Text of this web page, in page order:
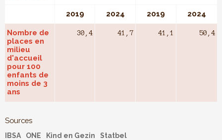
2019 2024 2019 2024
Nombre de
places en
milieu
d'accueil
pour 100
enfants de
moins de 3
ans
30,4 41,7 41,1 50,4
Sources
IBSA ONE Kind en Gezin Statbel